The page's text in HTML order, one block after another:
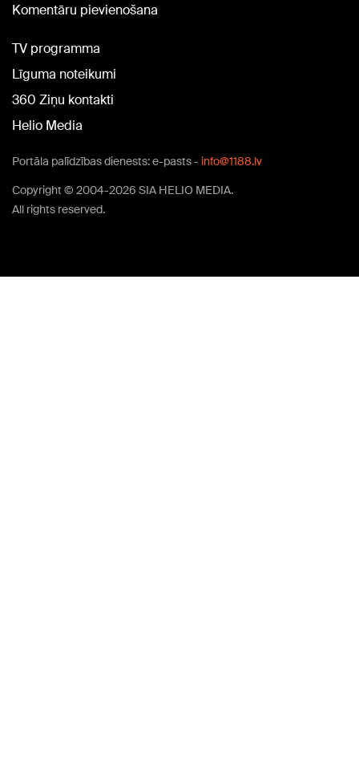
Komentāru pievienošana
TV programma
Līguma noteikumi
360 Ziņu kontakti
Helio Media
Portāla palīdzības dienests: e-pasts - info@1188.lv
Copyright © 2004-2026 SIA HELIO MEDIA.
All rights reserved.